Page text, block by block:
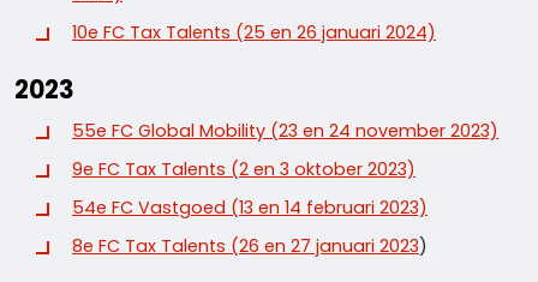
10e FC Tax Talents (25 en 26 januari 2024)
2023
55e FC Global Mobility (23 en 24 november 2023)
9e FC Tax Talents (2 en 3 oktober 2023)
54e FC Vastgoed (13 en 14 februari 2023)
8e FC Tax Talents (26 en 27 januari 2023)